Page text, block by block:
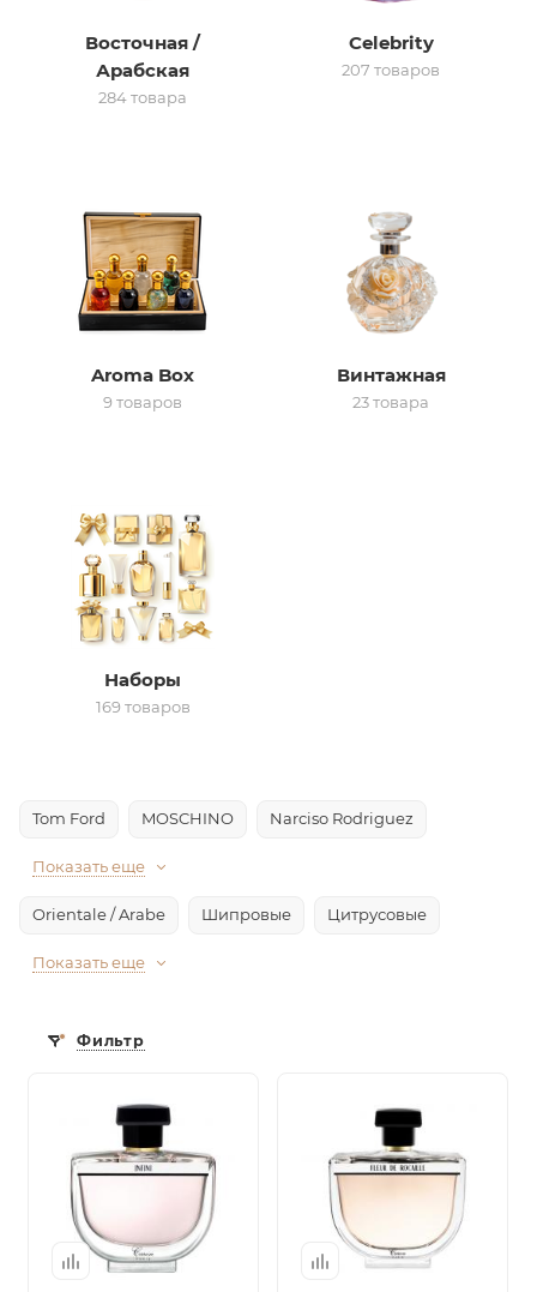
Восточная /
Арабская
284 товара
Celebrity
207 товаров
Aroma Box
9 товаров
Винтажная
23 товара
Наборы
169 товаров
Tom Ford MOSCHINO Narciso Rodriguez
Показать еще
Orientale / Arabe Шипровые Цитрусовые
Показать еще
Фильтр